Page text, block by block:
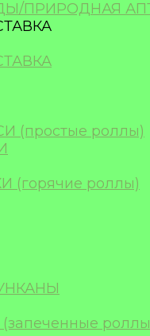
ПРИРОДНАЯ
(простые роллы)
(горячие роллы)